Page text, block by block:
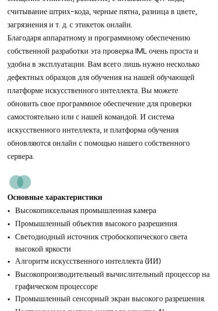
считывание штрих-кода, черные пятна, разница в цвете,
загрязнения и т. д. с этикеток онлайн.
Благодаря аппаратному и программному обеспечению
собственной разработки эта проверка IML очень проста и
удобна в эксплуатации. Вам всего лишь нужно несколько
дефектных образцов для обучения на нашей обучающей
платформе искусственного интеллекта. Вы можете
обновить свое программное обеспечение для проверки
самостоятельно или с нашей командой. И система
искусственного интеллекта, и платформа обучения
обновляются онлайн с помощью нашего собственного
сервера.
Основные характеристики
Высокопиксельная промышленная камера
Промышленный объектив высокого разрешения
Светодиодный источник стробоскопического света
высокой яркости
Алгоритм искусственного интеллекта (ИИ)
Высокопроизводительный вычислительный процессор на
графическом процессоре
Промышленный сенсорный экран высокого разрешения.